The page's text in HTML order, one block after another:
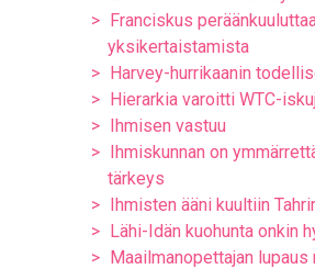
Franciskus
yksikertaistamista
Harvey-hurrikaanin
Hierarkia varoitti WTC-
Ihmisen vastuu
Ihmiskunnan on
tärkeys
Ihmisten ääni kuultiin
Lähi-Idän kuohunta onkin
Maailmanopettajan lupaus